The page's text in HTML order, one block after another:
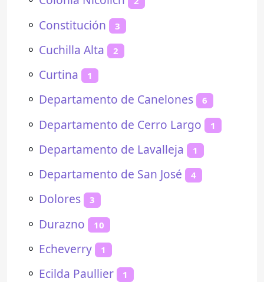
⚬ Constitución 3
⚬ Cuchilla Alta 2
⚬ Curtina 1
⚬ Departamento de Canelones 6
⚬ Departamento de Cerro Largo 1
⚬ Departamento de Lavalleja 1
⚬ Departamento de San José 4
⚬ Dolores 3
⚬ Durazno 10
⚬ Echeverry 1
⚬ Ecilda Paullier 1